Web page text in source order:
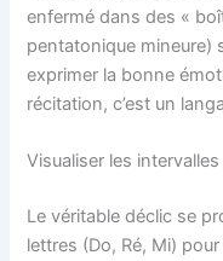
enfermé dans des «
pentatonique mineure)
exprimer la bonne
récitation, c’est un
Visualiser les
Le véritable déclic se
lettres (Do, Ré, Mi)